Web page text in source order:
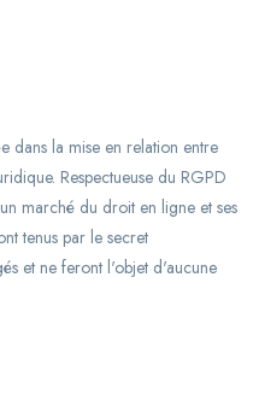
dans la mise en relation entre
Respectueuse du RGPD
marché du droit en ligne et ses
tenus par le secret
et ne feront l'objet d'aucune